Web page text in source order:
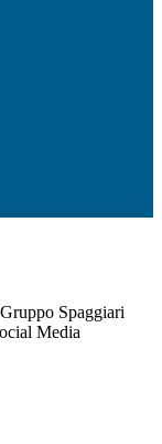
Spaggiari
Media